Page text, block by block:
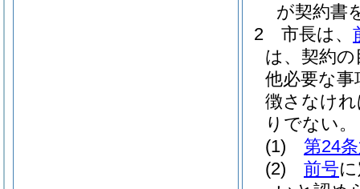
が契約書
2
市長は、
は、契約
他必要な
徴さなけ
りでない。
(1)
第24
(2)
前号